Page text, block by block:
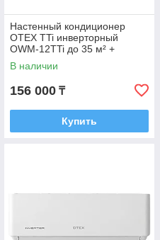
Настенный кондиционер
OTEX TTi инверторный
OWM-12TTi до 35 м² +
монтажный комплект
В наличии
156 000 ₸
Купить